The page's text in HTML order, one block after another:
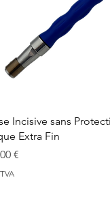
Incisive sans
Extra Fin
€